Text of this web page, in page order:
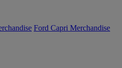
Ford Capri Merchandise